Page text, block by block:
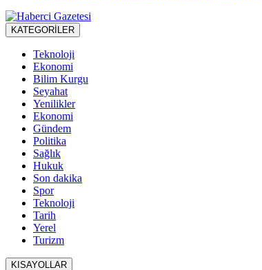
KATEGORİLER
Teknoloji
Ekonomi
Bilim Kurgu
Seyahat
Yenilikler
Ekonomi
Gündem
Politika
Sağlık
Hukuk
Son dakika
Spor
Teknoloji
Tarih
Yerel
Turizm
KISAYOLLAR